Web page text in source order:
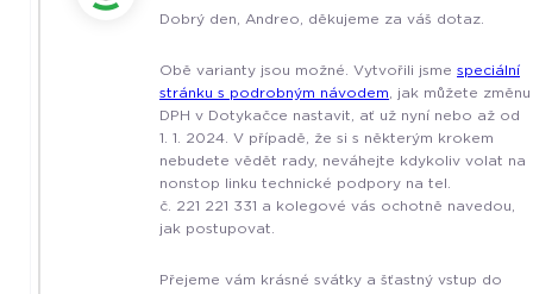
Dobrý den, Andreo, děkujeme za váš dotaz.
Obě varianty jsou možné. Vytvořili jsme speciální
stránku s podrobným návodem , jak můžete změnu
DPH v Dotykačce nastavit, ať už nyní nebo až od
1. 1. 2024. V případě, že si s některým krokem
nebudete vědět rady, neváhejte kdykoliv volat na
nonstop linku technické podpory na tel.
č. 221 221 331 a kolegové vás ochotně navedou,
jak postupovat.
Přejeme vám krásné svátky a šťastný vstup do